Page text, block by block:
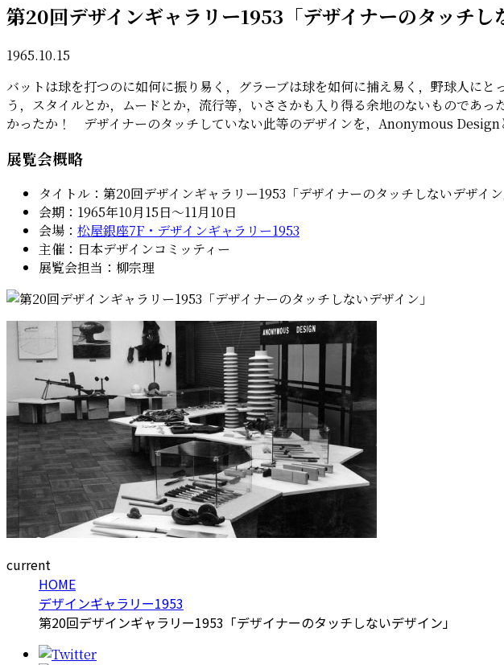
第20回デザインギャラリー1953「デザイナーのタッチし
1965.10.15
バットは球を打つのに如何に振り易く，グラーブは球を如何に捕え易く，野球人に
う，スタイルとか，ムードとか，流行等，いささかも入り得る余地のないものであ
かったか！ デザイナーのタッチしていない此等のデザインを，Anonymous Design
展覧会概略
タイトル：第20回デザインギャラリー1953「デザイナーのタッチしないデザイン
会期：1965年10月15日〜11月10日
会場： 松屋銀座7F・デザインギャラリー1953
主催：日本デザインコミッティー
展覧会担当：柳宗理
current
HOME
デザインギャラリー1953
第20回デザインギャラリー1953「デザイナーのタッチしないデザイン」